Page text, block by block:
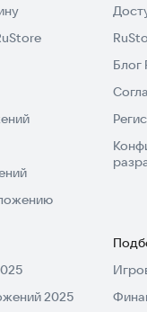
Блог
2025